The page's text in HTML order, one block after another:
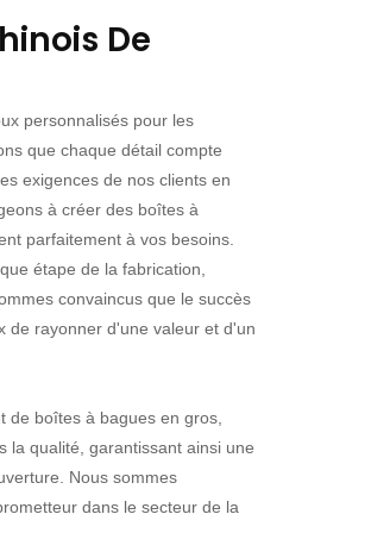
De
personnalisés pour les
que chaque détail compte
exigences de nos clients en
à créer des boîtes à
parfaitement à vos besoins.
étape de la fabrication,
convaincus que le succès
de rayonner d'une valeur et d'un
de boîtes à bagues en gros,
la qualité, garantissant ainsi une
Nous sommes
dans le secteur de la